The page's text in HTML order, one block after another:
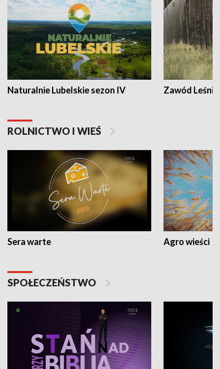
Naturalnie Lubelskie sezon IV Zawód Leśnik
ROLNICTWO I WIEŚ
Sera warte Agro wieści
SPOŁECZEŃSTWO